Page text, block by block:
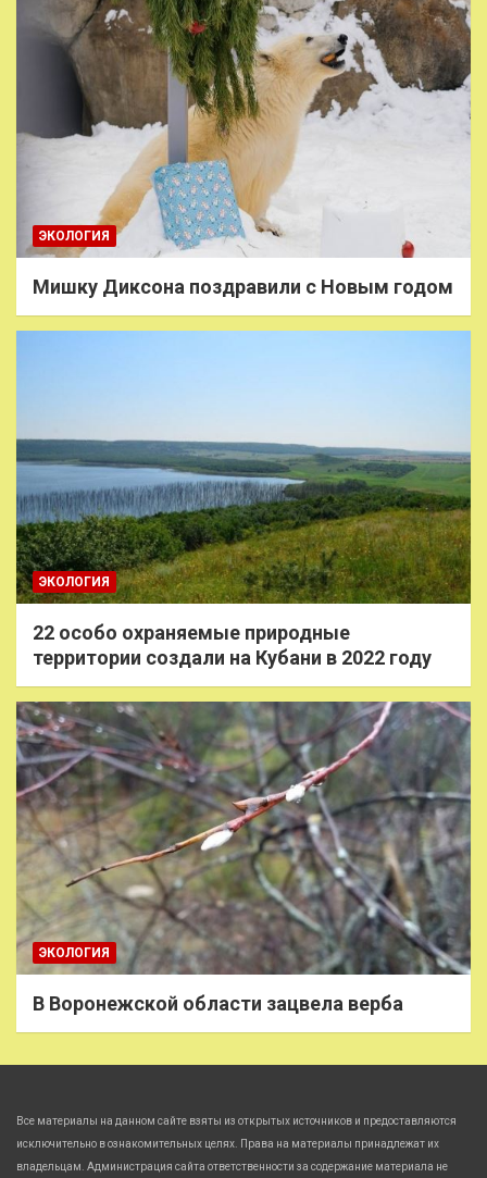
ЭКОЛОГИЯ
Мишку Диксона поздравили с Новым годом
ЭКОЛОГИЯ
22 особо охраняемые природные
территории создали на Кубани в 2022 году
ЭКОЛОГИЯ
В Воронежской области зацвела верба
Все материалы на данном сайте взяты из открытых источников и предоставляются
исключительно в ознакомительных целях. Права на материалы принадлежат их
владельцам. Администрация сайта ответственности за содержание материала не